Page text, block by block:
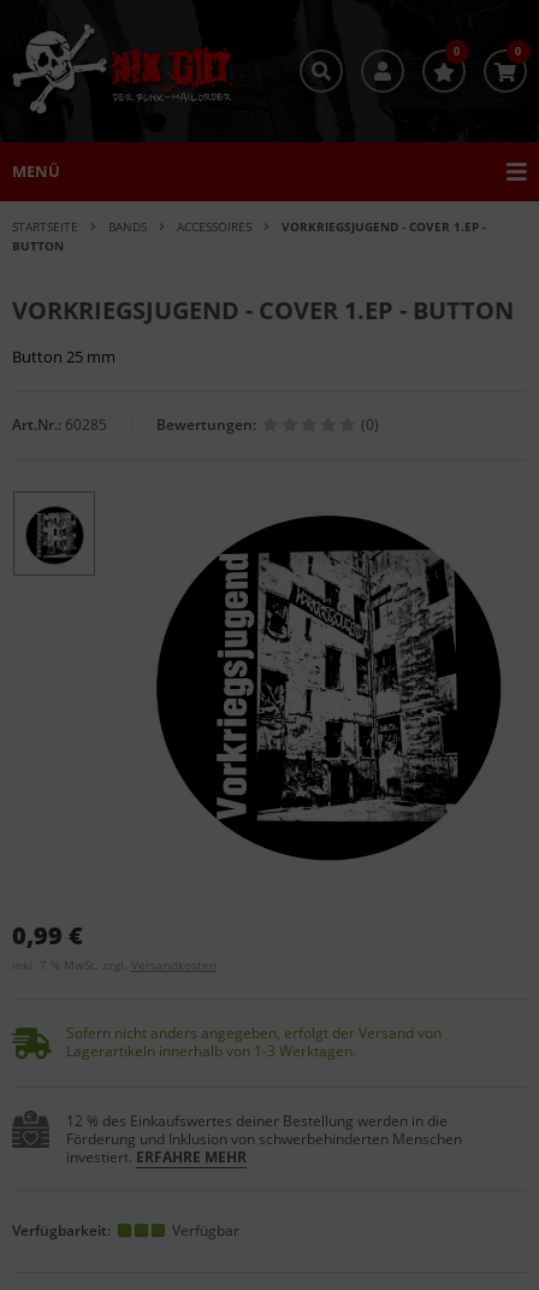
0 0
MENÜ
STARTSEITE BANDS ACCESSOIRES
VORKRIEGSJUGEND - COVER 1.EP -
BUTTON
VORKRIEGSJUGEND - COVER 1.EP - BUTTON
Button 25 mm
Art.Nr.: 60285 Bewertungen: (0)
0,99 €
inkl. 7 % MwSt. zzgl. Versandkosten
Sofern nicht anders angegeben, erfolgt der Versand von
Lagerartikeln innerhalb von 1-3 Werktagen.
12 % des Einkaufswertes deiner Bestellung werden in die
Förderung und Inklusion von schwerbehinderten Menschen
investiert. ERFAHRE MEHR
Verfügbarkeit: Verfügbar